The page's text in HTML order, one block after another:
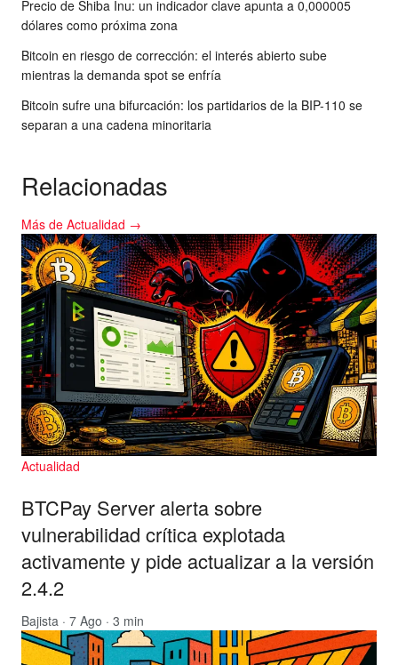
Precio de Shiba Inu: un indicador clave apunta a 0,000005
dólares como próxima zona
Bitcoin en riesgo de corrección: el interés abierto sube
mientras la demanda spot se enfría
Bitcoin sufre una bifurcación: los partidarios de la BIP-110 se
separan a una cadena minoritaria
Relacionadas
Más de Actualidad →
Actualidad
BTCPay Server alerta sobre
vulnerabilidad crítica explotada
activamente y pide actualizar a la versión
2.4.2
Bajista · 7 Ago · 3 min